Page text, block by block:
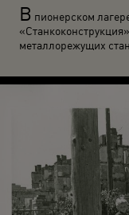
В пионерском
металлорежущих